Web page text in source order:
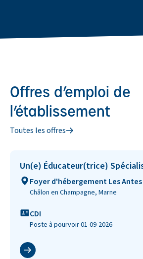
Offres d’emploi de
l’établissement
Toutes les offres
Un(e) Éducateur(trice)
LieuFoyer d'hébergement Les Antes
Châlon en Champagne, Marne
Type de contrat
CDI
Poste à pourvoir 01-09-2026